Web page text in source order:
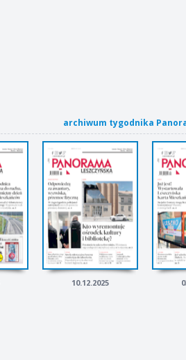
archiwum tygodnika
10.12.2025